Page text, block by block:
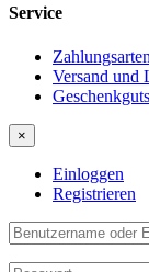
Service
Zahlungsarten
Versand und
×
Einloggen
Registrieren